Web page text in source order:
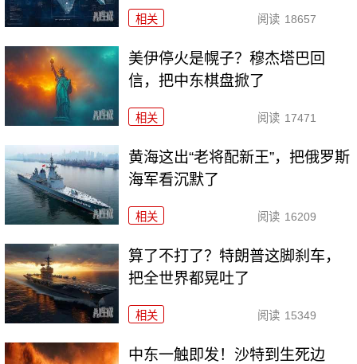
相关 阅读 18657
美伊停火是幌子？穆杰塔巴回
信，把中东棋盘掀了
相关 阅读 17471
黄海这出“老将配新王”，把俄罗斯
海军看沉默了
相关 阅读 16209
算了不打了？特朗普这脚刹车，
把全世界都晃吐了
相关 阅读 15349
中东一触即发！沙特到生死边